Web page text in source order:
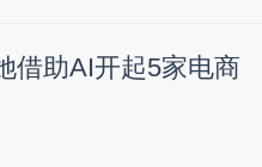
借助AI开起5家电商